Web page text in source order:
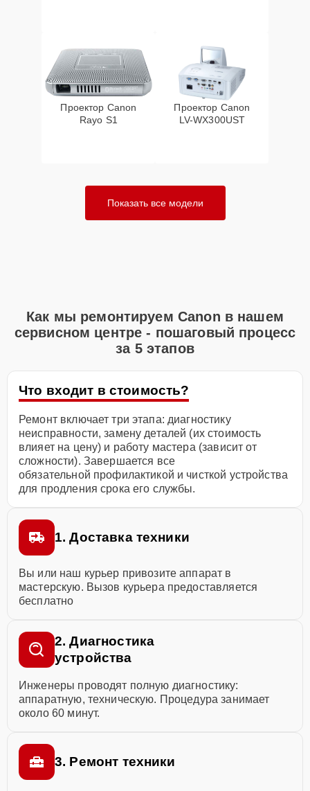
Проектор Canon
Rayo S1
Проектор Canon
LV-WX300UST
Показать все модели
Как мы ремонтируем Canon в нашем
сервисном центре - пошаговый процесс
за 5 этапов
Что входит в стоимость?
Ремонт включает три этапа: диагностику
неисправности, замену деталей (их стоимость
влияет на цену) и работу мастера (зависит от
сложности). Завершается все
обязательной профилактикой и чисткой устройства
для продления срока его службы.
1. Доставка техники
Вы или наш курьер привозите аппарат в
мастерскую. Вызов курьера предоставляется
бесплатно
2. Диагностика
устройства
Инженеры проводят полную диагностику:
аппаратную, техническую. Процедура занимает
около 60 минут.
3. Ремонт техники